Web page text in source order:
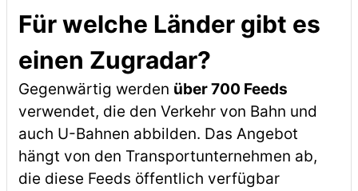
Für welche Länder gibt es
einen Zugradar?
Gegenwärtig werden über 700 Feeds
verwendet, die den Verkehr von Bahn und
auch U-Bahnen abbilden. Das Angebot
hängt von den Transportunternehmen ab,
die diese Feeds öffentlich verfügbar